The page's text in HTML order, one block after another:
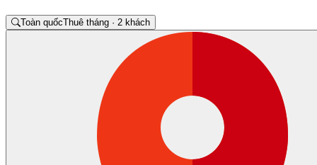
Toàn quốcThuê tháng · 2 khách